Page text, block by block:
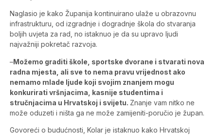
Naglasio je kako Županija kontinuirano ulaže u obrazovnu
infrastrukturu, od izgradnje i dogradnje škola do stvaranja
boljih uvjeta za rad, no istaknuo je da su upravo ljudi
najvažniji pokretač razvoja.
–Možemo graditi škole, sportske dvorane i stvarati nova
radna mjesta, ali sve to nema pravu vrijednost ako
nemamo mlade ljude koji svojim znanjem mogu
konkurirati vršnjacima, kasnije studentima i
stručnjacima u Hrvatskoj i svijetu. Znanje vam nitko ne
može oduzeti i ništa ga ne može zamijeniti-poručio je župan.
Govoreći o budućnosti, Kolar je istaknuo kako Hrvatskoj